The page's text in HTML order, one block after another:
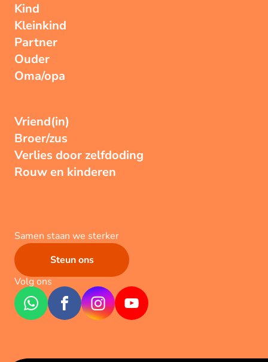
Kind
Kleinkind
Partner
Ouder
Oma/opa
Vriend(in)
Broer/zus
Verlies door zelfdoding
Rouw en kinderen
Samen staan we sterker
Steun ons
Volg ons